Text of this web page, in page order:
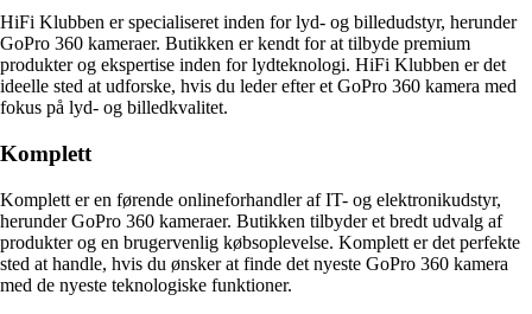
HiFi Klubben er specialiseret inden for lyd- og billedudstyr, herunder
GoPro 360 kameraer. Butikken er kendt for at tilbyde premium
produkter og ekspertise inden for lydteknologi. HiFi Klubben er det
ideelle sted at udforske, hvis du leder efter et GoPro 360 kamera med
fokus på lyd- og billedkvalitet.
Komplett
Komplett er en førende onlineforhandler af IT- og elektronikudstyr,
herunder GoPro 360 kameraer. Butikken tilbyder et bredt udvalg af
produkter og en brugervenlig købsoplevelse. Komplett er det perfekte
sted at handle, hvis du ønsker at finde det nyeste GoPro 360 kamera
med de nyeste teknologiske funktioner.